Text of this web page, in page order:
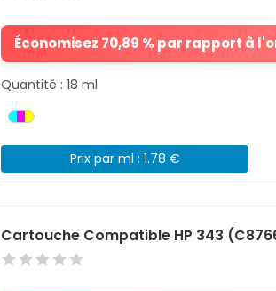
Économisez 70,89 % par rapport à
Quantité : 18 ml
Prix par ml : 1.78 €
Cartouche Compatible HP 343